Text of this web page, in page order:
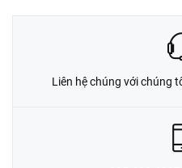
Liên hệ chúng với chúng